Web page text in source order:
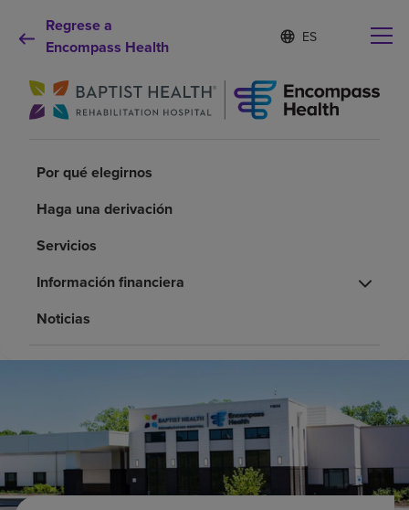
Regrese a
Encompass Health
Lista
de
contraída
d
o
m
a
Servicios de rehabilitación
Recursos de salud
Buscar un centro
Inversores
Por qué elegirnos
Haga una derivación
Servicios
Información financiera
Noticias